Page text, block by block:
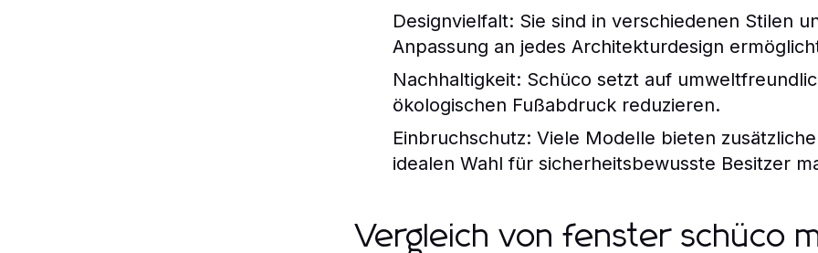
Designvielfalt: Sie sind in verschiedenen Stilen
Anpassung an jedes Architekturdesign
Nachhaltigkeit: Schüco setzt auf
ökologischen Fußabdruck reduzieren.
Einbruchschutz: Viele Modelle bieten
idealen Wahl für sicherheitsbewusste Besitzer
Vergleich von fenster schüco